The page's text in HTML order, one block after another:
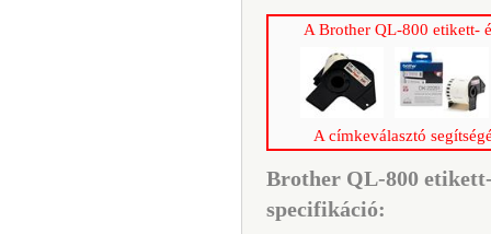
A Brother QL-800 etikett-
A címkeválasztó
Brother QL-800
specifikáció: